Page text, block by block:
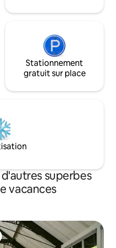
facile dans la rue
Stationnement
gratuit sur place
superbes
vacances
plus appréciés